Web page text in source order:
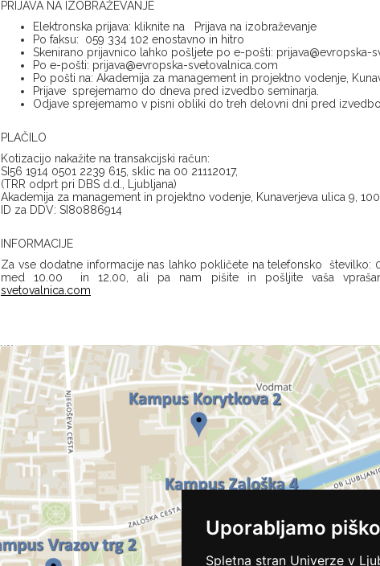
Uporabljamo
Spletna stran Univerze v
PRIJAVA NA IZOBRAŽEVANJE
Elektronska prijava: kliknite na Prijava na izobraževanje
Po faksu: 059 334 102 enostavno in hitro
Skenirano prijavnico lahko pošljete po e-pošti: prijava@evropska-
Po e-pošti: prijava@evropska-svetovalnica.com
Po pošti na: Akademija za management in projektno vodenje,
Prijave sprejemamo do dneva pred izvedbo seminarja.
Odjave sprejemamo v pisni obliki do treh delovni dni pred izvedbo
PLAČILO
Kotizacijo nakažite na transakcijski račun:
SI56 1914 0501 2239 615, sklic na 00 21112017,
(TRR odprt pri DBS d.d., Ljubljana)
Akademija za management in projektno vodenje, Kunaverjeva ulica 9,
ID za DDV: SI80886914
INFORMACIJE
Za vse dodatne informacije nas lahko pokličete na telefonsko številko:
med 10.00 in 12.00, ali pa nam pišite in pošljite vaša
svetovalnica.com